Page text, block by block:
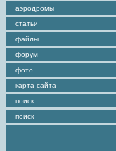
аэродромы
статьи
файлы
форум
фото
карта сайта
поиск
поиск